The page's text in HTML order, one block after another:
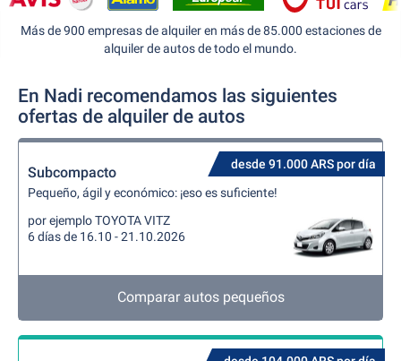
Más de 900 empresas de alquiler en más de 85.000 estaciones de
alquiler de autos de todo el mundo.
En Nadi recomendamos las siguientes
ofertas de alquiler de autos
desde 91.000 ARS por día
Subcompacto
Pequeño, ágil y económico: ¡eso es suficiente!
por ejemplo TOYOTA VITZ
6 días de 16.10 - 21.10.2026
Comparar autos pequeños